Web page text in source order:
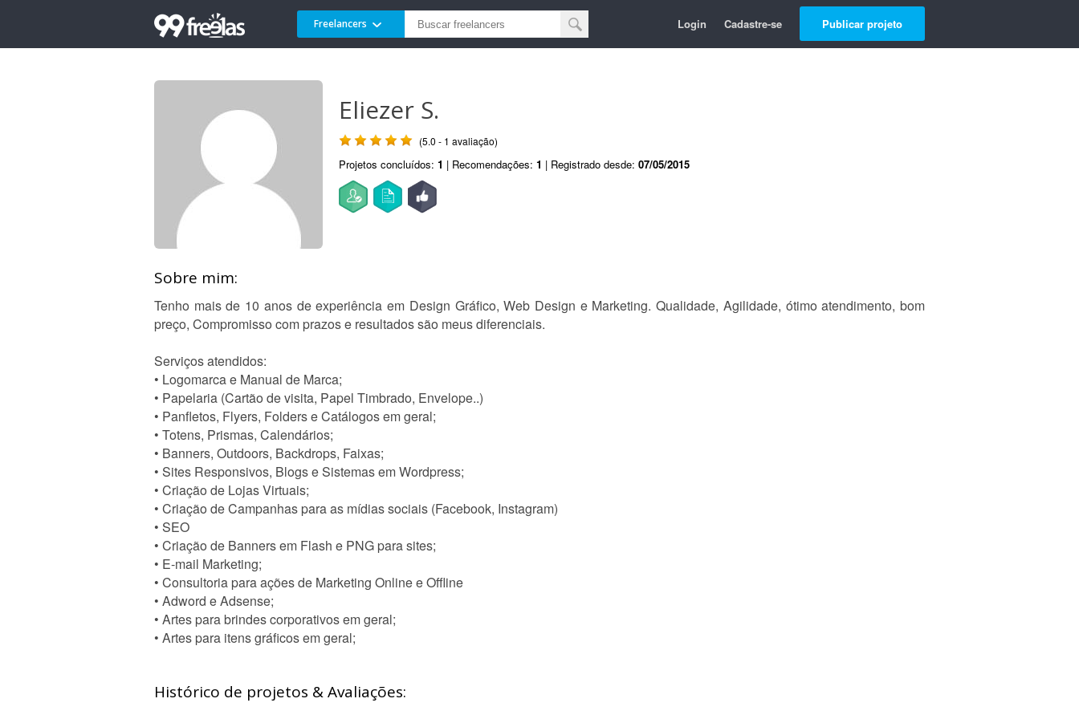
Freelancers Login Cadastre-se Publicar projeto
Eliezer S.
(5.0 - 1 avaliação)
Projetos concluídos: 1 | Recomendações: 1 | Registrado desde: 07/05/2015
Sobre mim:
Tenho mais de 10 anos de experiência em Design Gráfico, Web Design e Marketing. Qualidade, Agilidade, ótimo atendimento, bom
preço, Compromisso com prazos e resultados são meus diferenciais.
Serviços atendidos:
• Logomarca e Manual de Marca;
• Papelaria (Cartão de visita, Papel Timbrado, Envelope..)
• Panfletos, Flyers, Folders e Catálogos em geral;
• Totens, Prismas, Calendários;
• Banners, Outdoors, Backdrops, Faixas;
• Sites Responsivos, Blogs e Sistemas em Wordpress;
• Criação de Lojas Virtuais;
• Criação de Campanhas para as mídias sociais (Facebook, Instagram)
• SEO
• Criação de Banners em Flash e PNG para sites;
• E-mail Marketing;
• Consultoria para ações de Marketing Online e Offline
• Adword e Adsense;
• Artes para brindes corporativos em geral;
• Artes para itens gráficos em geral;
Histórico de projetos & Avaliações: